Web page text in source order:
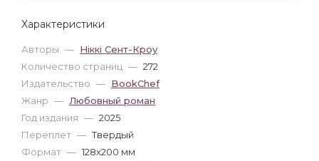
Характеристики
Авторы — Ніккі Сент-Кроу
Количество страниц — 272
Издательство — BookChef
Жанр — Любовный роман
Год издания — 2025
Переплет — Твердый
Формат — 128x200 мм